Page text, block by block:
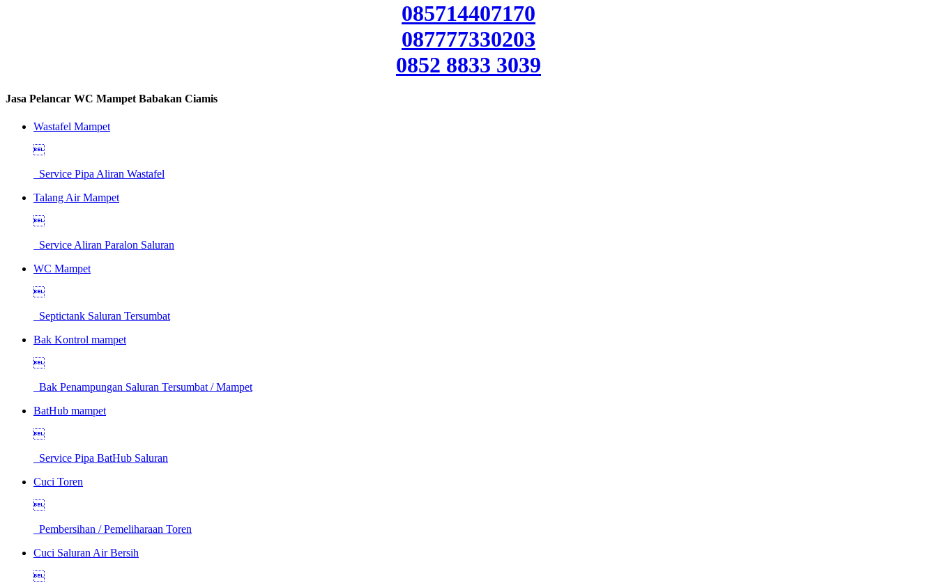
085714407170
087777330203
0852 8833 3039
Jasa Pelancar WC Mampet Babakan Ciamis
Wastafel Mampet

Service Pipa Aliran Wastafel
Talang Air Mampet

Service Aliran Paralon Saluran
WC Mampet

Septictank Saluran Tersumbat
Bak Kontrol mampet

Bak Penampungan Saluran Tersumbat / Mampet
BatHub mampet

Service Pipa BatHub Saluran
Cuci Toren

Pembersihan / Pemeliharaan Toren
Cuci Saluran Air Bersih
